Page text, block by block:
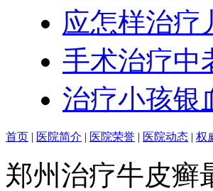
应怎样治疗
手术治疗中
治疗小孩银
首页 | 医院简介 | 医院荣誉 | 医院动态 | 权
郑州治疗牛皮癣